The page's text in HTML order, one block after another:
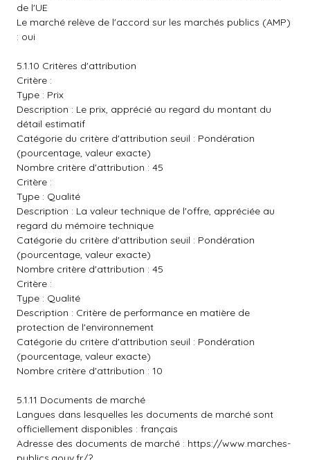
de l'UE
Le marché relève de l'accord sur les marchés publics (AMP)
: oui
5.1.10 Critères d'attribution
Critère :
Type : Prix
Description : Le prix, apprécié au regard du montant du
détail estimatif
Catégorie du critère d'attribution seuil : Pondération
(pourcentage, valeur exacte)
Nombre critère d'attribution : 45
Critère :
Type : Qualité
Description : La valeur technique de l'offre, appréciée au
regard du mémoire technique
Catégorie du critère d'attribution seuil : Pondération
(pourcentage, valeur exacte)
Nombre critère d'attribution : 45
Critère :
Type : Qualité
Description : Critère de performance en matière de
protection de l'environnement
Catégorie du critère d'attribution seuil : Pondération
(pourcentage, valeur exacte)
Nombre critère d'attribution : 10
5.1.11 Documents de marché
Langues dans lesquelles les documents de marché sont
officiellement disponibles : français
Adresse des documents de marché : https://www.marches-